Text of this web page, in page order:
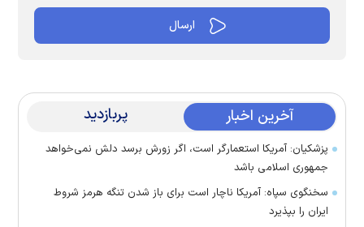
آخرین اخبار پربازدید
پزشکیان: آمریکا استعمارگر است، اگر زورش برسد دلش نمی‌خواهد
جمهوری اسلامی باشد
سخنگوی سپاه: آمریکا ناچار است برای باز شدن تنگه هرمز شروط
ایران را بپذیرد